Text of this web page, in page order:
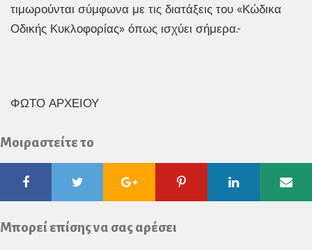
τιμωρούνται σύμφωνα με τις διατάξεις του «Κώδικα
Οδικής Κυκλοφορίας» όπως ισχύει σήμερα.-
ΦΩΤΟ ΑΡΧΕΙΟΥ
Μοιραστείτε το
FacebookTwitter Google
Plus
Pinterest Linkedin
Μπορεί επίσης να σας αρέσει